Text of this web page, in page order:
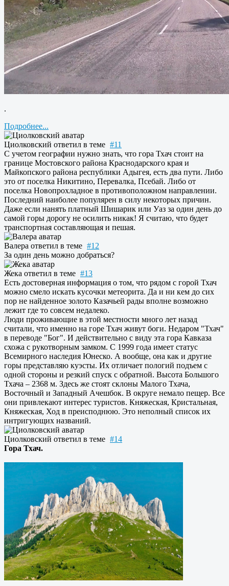
.
Подробнее...
Циолковский ответил в теме #11
С учетом географии нужно знать, что гора Тхач стоит на
границе Мостовского района Краснодарского края и
Майкопского района республики Адыгея, есть два пути. Либо
это от поселка Никитино, Перевалка, Псебай. Либо от
поселка Новопрохладное в противоположном направлении.
Последний наиболее популярен в силу некоторых причин.
Даже если нанять платный Шишарик или Уаз за один день до
самой горы дорогу не осилить никак! Я считаю, что будет
транспортная составляющая и пешая.
Валера ответил в теме #12
За один день можно добраться?
Жека ответил в теме #13
Есть достоверная информация о том, что рядом с горой Тхач
можно смело искать кусочки метеорита. Да и ни кем до сих
пор не найденное золото Казачьей рады вполне возможно
лежит где то совсем недалеко.
Люди проживающие в этой местности много лет назад
считали, что именно на горе Тхач живут боги. Недаром "Тхач"
в переводе "Бог". И действительно с виду эта гора Кавказа
схожа с рукотворным замком. С 1999 года имеет статус
Всемирного наследия Юнеско. А вообще, она как и другие
горы представляю куэсты. Их отличает пологий подъем с
одной стороны и резкий спуск с обратной. Высота Большого
Тхача – 2368 м. Здесь же стоят склоны Малого Тхача,
Восточный и Западный Ачешбок. В округе немало пещер. Все
они привлекают интерес туристов. Княжеская, Кристальная,
Княжеская, Ход в преисподнюю. Это неполный список их
интригующих названий.
Циолковский ответил в теме #14
Гора Тхач.